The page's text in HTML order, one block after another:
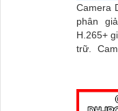
Camera
phân
H.265+
trữ. Camera hỗ trợ phát hiện thông